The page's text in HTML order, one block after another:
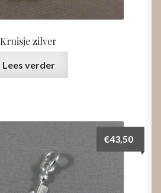
Kruisje zilver
Lees verder
€43,50